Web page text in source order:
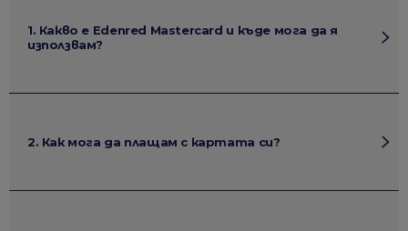
1. Какво е Edenred Mastercard и къде мога да я
използвам?
2. Как мога да плащам с картата си?